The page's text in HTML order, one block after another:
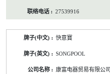
27539916
快意寶
SONGPOOL
康富电器贸易有限公司